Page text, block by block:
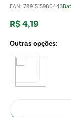
EAN: 7891515980443
R$4,19